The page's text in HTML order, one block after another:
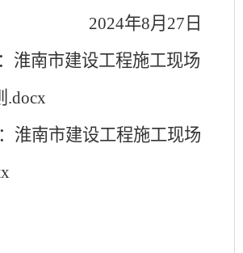
2024年8月27日
淮南市建设工程施工现场
.docx
淮南市建设工程施工现场